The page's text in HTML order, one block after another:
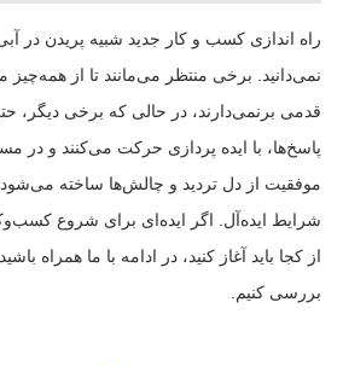
راه اندازی کسب و کار جدید شبیه پریدن در
نمی‌دانید. برخی منتظر می‌مانند تا از
قدمی برنمی‌دارند، در حالی که برخی دیگر،
پاسخ‌ها، با ایده پردازی حرکت می‌کنند و در
موفقیت از دل تردید و چالش‌ها ساخته می‌شود،
شرایط ایده‌آل. اگر ایده‌ای برای شروع
از کجا باید آغاز کنید، در ادامه با ما همراه
بررسی کنیم.